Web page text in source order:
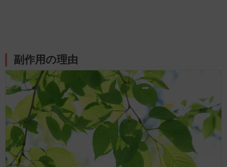
副作用の理由